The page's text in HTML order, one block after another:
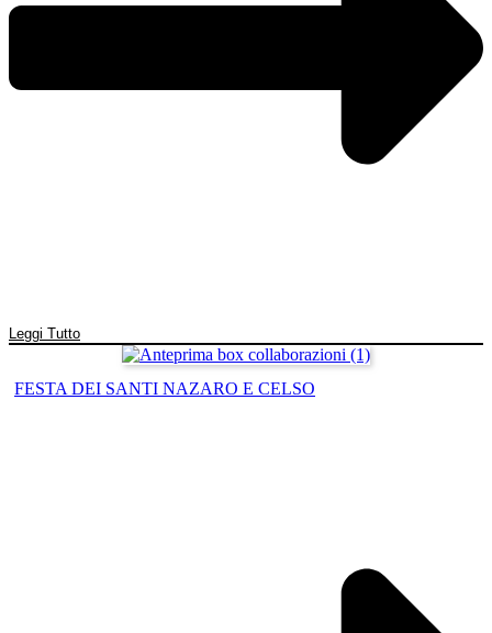
Leggi Tutto
FESTA DEI SANTI NAZARO E CELSO